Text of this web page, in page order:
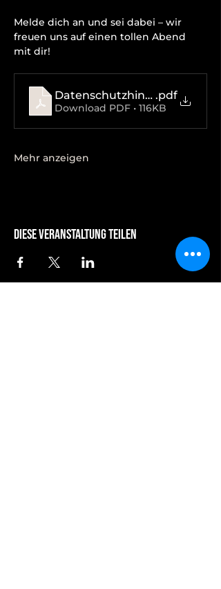
Melde dich an und sei dabei – wir
freuen uns auf einen tollen Abend
mit dir!
Datenschutzhinweise
.pdf
Download PDF • 116KB
Mehr anzeigen
Diese Veranstaltung teilen